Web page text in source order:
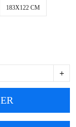
183X122 CM